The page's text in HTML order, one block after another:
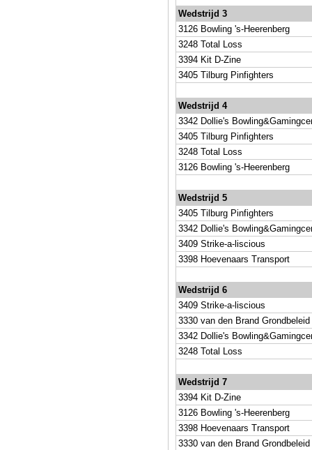
Wedstrijd 3
3126 Bowling 's-Heerenberg
3248 Total Loss
3394 Kit D-Zine
3405 Tilburg Pinfighters
Wedstrijd 4
3342 Dollie's
3405 Tilburg Pinfighters
3248 Total Loss
3126 Bowling 's-Heerenberg
Wedstrijd 5
3405 Tilburg Pinfighters
3342 Dollie's
3409 Strike-a-liscious
3398 Hoevenaars Transport
Wedstrijd 6
3409 Strike-a-liscious
3330 van den Brand Grondbeleid
3342 Dollie's
3248 Total Loss
Wedstrijd 7
3394 Kit D-Zine
3126 Bowling 's-Heerenberg
3398 Hoevenaars Transport
3330 van den Brand Grondbeleid